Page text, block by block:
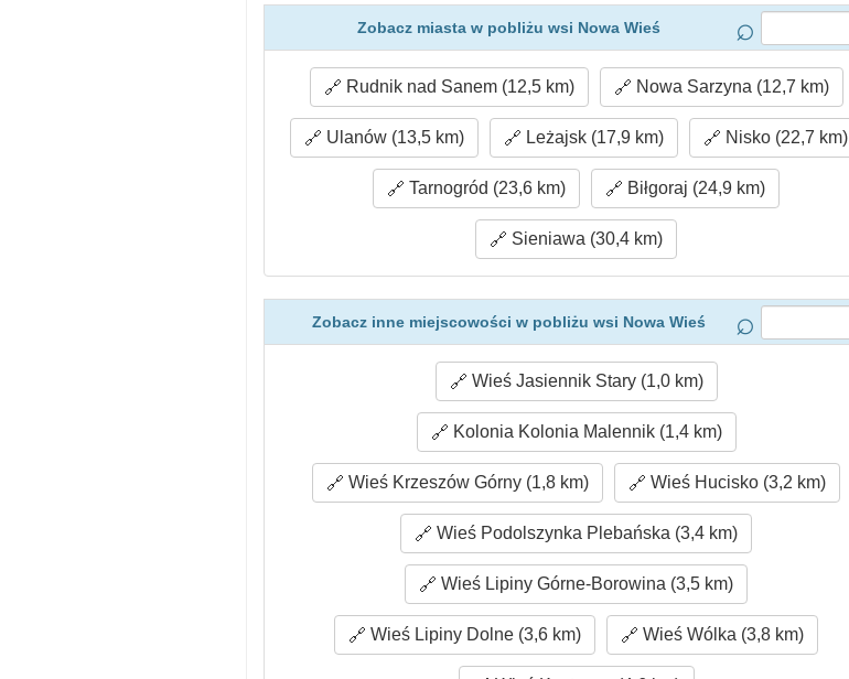
Zobacz miasta w pobliżu wsi Nowa Wieś
Rudnik nad Sanem (12,5 km) Nowa Sarzyna (12,7 km)
Ulanów (13,5 km) Leżajsk (17,9 km) Nisko (22,7 km)
Tarnogród (23,6 km) Biłgoraj (24,9 km)
Sieniawa (30,4 km)
Zobacz inne miejscowości w pobliżu wsi Nowa Wieś
Wieś Jasiennik Stary (1,0 km)
Kolonia Kolonia Malennik (1,4 km)
Wieś Krzeszów Górny (1,8 km) Wieś Hucisko (3,2 km)
Wieś Podolszynka Plebańska (3,4 km)
Wieś Lipiny Górne-Borowina (3,5 km)
Wieś Lipiny Dolne (3,6 km) Wieś Wólka (3,8 km)